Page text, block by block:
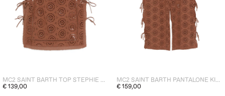
MC2 SAINT BARTH TOP STEPHIE DONNA MARRONE
€ 139,00
MC2 SAINT BARTH PANTALONE KIBI DONNA MARRONE
€ 159,00